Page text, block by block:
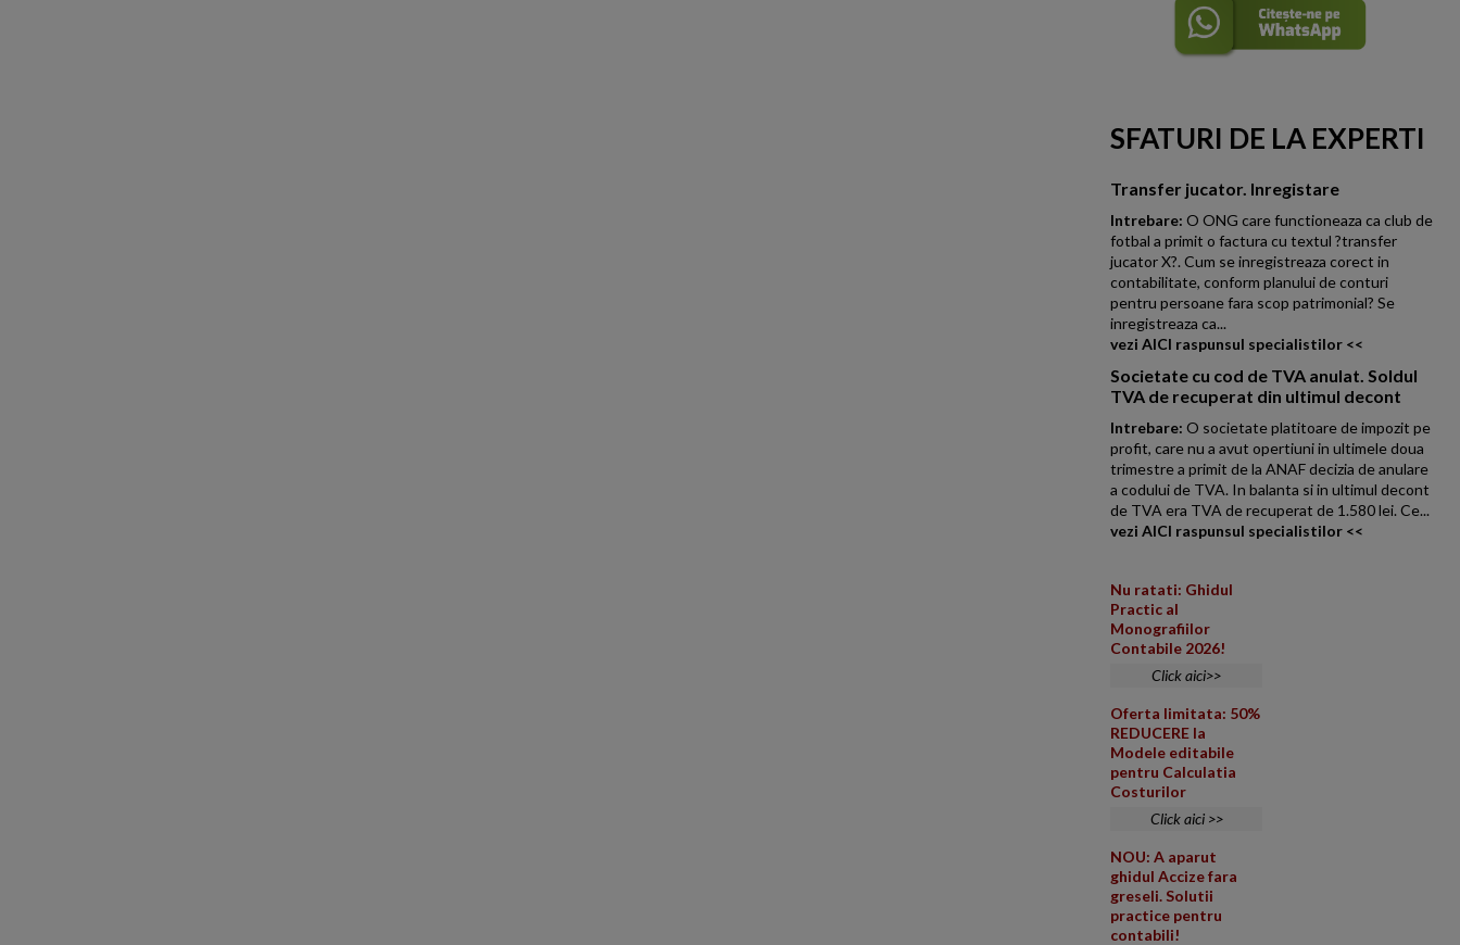
SFATURI DE LA EXPERTI
Transfer jucator. Inregistare
Intrebare: O ONG care functioneaza ca club de
fotbal a primit o factura cu textul ?transfer
jucator X?. Cum se inregistreaza corect in
contabilitate, conform planului de conturi
pentru persoane fara scop patrimonial? Se
inregistreaza ca...
vezi AICI raspunsul specialistilor <<
Societate cu cod de TVA anulat. Soldul
TVA de recuperat din ultimul decont
Intrebare: O societate platitoare de impozit pe
profit, care nu a avut opertiuni in ultimele doua
trimestre a primit de la ANAF decizia de anulare
a codului de TVA. In balanta si in ultimul decont
de TVA era TVA de recuperat de 1.580 lei. Ce...
vezi AICI raspunsul specialistilor <<
Nu ratati: Ghidul
Practic al
Monografiilor
Contabile 2026!
Click aici>>
Oferta limitata: 50%
REDUCERE la
Modele editabile
pentru Calculatia
Costurilor
Click aici >>
NOU: A aparut
ghidul Accize fara
greseli. Solutii
practice pentru
contabili!